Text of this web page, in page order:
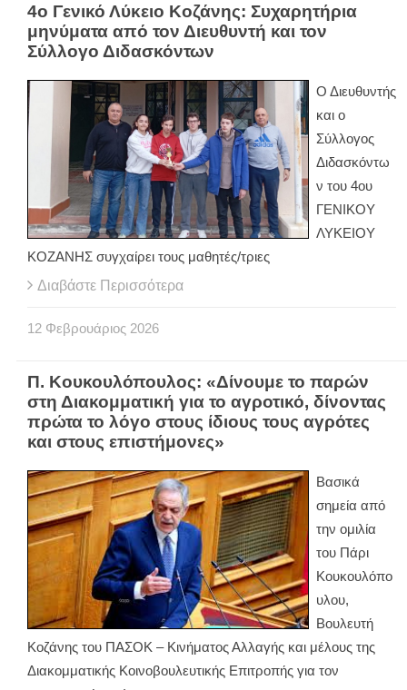
4ο Γενικό Λύκειο Κοζάνης: Συχαρητήρια
μηνύματα από τον Διευθυντή και τον
Σύλλογο Διδασκόντων
Ο Διευθυντής
και ο
Σύλλογος
Διδασκόντω
ν του 4ου
ΓΕΝΙΚΟΥ
ΛΥΚΕΙΟΥ
ΚΟΖΑΝΗΣ συγχαίρει τους μαθητές/τριες
Διαβάστε Περισσότερα
12 Φεβρουάριος 2026
Π. Κουκουλόπουλος: «Δίνουμε το παρών
στη Διακομματική για το αγροτικό, δίνοντας
πρώτα το λόγο στους ίδιους τους αγρότες
και στους επιστήμονες»
Βασικά
σημεία από
την ομιλία
του Πάρι
Κουκουλόπο
υλου,
Βουλευτή
Κοζάνης του ΠΑΣΟΚ – Κινήματος Αλλαγής και μέλους της
Διακομματικής Κοινοβουλευτικής Επιτροπής για τον